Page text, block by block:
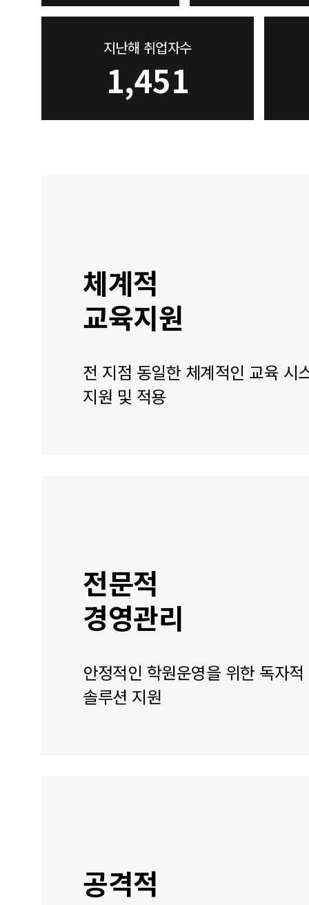
지난해 취업자수
1,451
체계적
교육지원
전 지점 동일한 체계적인 교육 시
지원 및 적용
전문적
경영관리
안정적인 학원운영을 위한 독자
솔루션 지원
공격적